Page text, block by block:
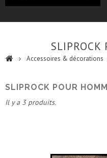
SLIPROCK
Accessoires & décorations
SLIPROCK POUR
Il y a 3 produits.